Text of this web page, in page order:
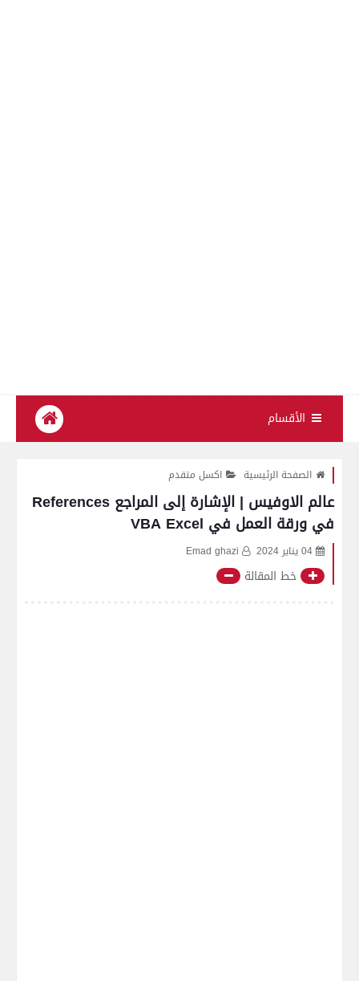
الأقسام
الصفحة الرئيسية اكسل متقدم
عالم الاوفيس | الإشارة إلى المراجع References
في ورقة العمل في VBA Excel
04 يناير 2024 Emad ghazi
خط المقالة